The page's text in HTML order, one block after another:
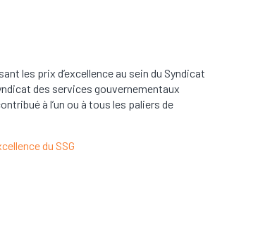
les prix d’excellence au sein du Syndicat
des services gouvernementaux
à l’un ou à tous les paliers de
du SSG